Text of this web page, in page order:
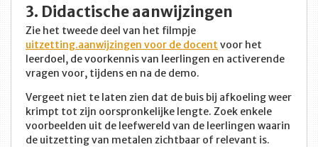
3. Didactische aanwijzingen
Zie het tweede deel van het filmpje
uitzetting.aanwijzingen voor de docent voor het
leerdoel, de voorkennis van leerlingen en activerende
vragen voor, tijdens en na de demo.
Vergeet niet te laten zien dat de buis bij afkoeling weer
krimpt tot zijn oorspronkelijke lengte. Zoek enkele
voorbeelden uit de leefwereld van de leerlingen waarin
de uitzetting van metalen zichtbaar of relevant is.